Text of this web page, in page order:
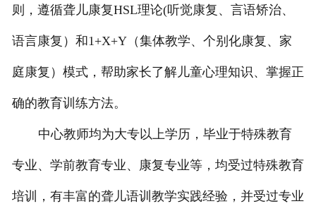
则，遵循聋儿康复HSL理论(听觉康复、言语矫治、
语言康复）和1+X+Y（集体教学、个别化康复、家
庭康复）模式，帮助家长了解儿童心理知识、掌握正
确的教育训练方法。
中心教师均为大专以上学历，毕业于特殊教育
专业、学前教育专业、康复专业等，均受过特殊教育
培训，有丰富的聋儿语训教学实践经验，并受过专业